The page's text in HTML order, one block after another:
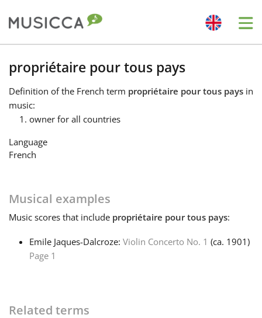
Bahasa Indonesia
Български
Español
propriétaire pour tous pays
Definition of the French term propriétaire pour tous pays in
music:
owner for all countries
Language
French
Musical examples
Music scores that include propriétaire pour tous pays:
Emile Jaques-Dalcroze: Violin Concerto No. 1 (ca. 1901)
Page 1
Related terms